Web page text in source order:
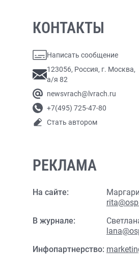
КОНТАКТЫ
Написать сообщение
123056, Россия, г. Москва,
а/я 82
newsvrach@lvrach.ru
+7(495) 725-47-80
Стать автором
РЕКЛАМА
На сайте:
В журнале:
Инфопартнерство: